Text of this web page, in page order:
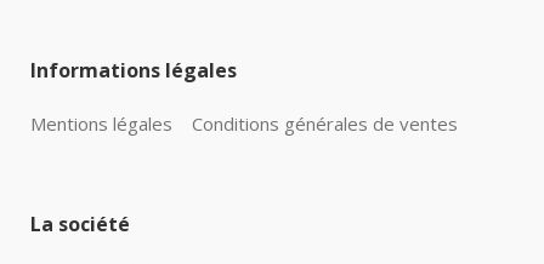
Informations légales
Mentions légales Conditions générales de ventes
La société